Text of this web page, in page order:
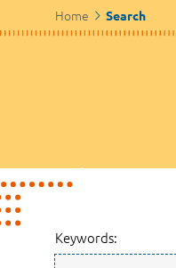
Home Search
Keywords: